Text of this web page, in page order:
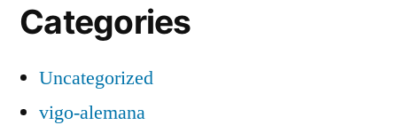
Categories
Uncategorized
vigo-alemana